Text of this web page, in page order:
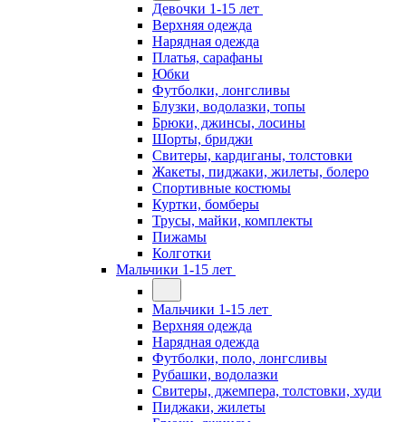
Девочки 1-15 лет
Верхняя одежда
Нарядная одежда
Платья, сарафаны
Юбки
Футболки, лонгсливы
Блузки, водолазки, топы
Брюки, джинсы, лосины
Шорты, бриджи
Свитеры, кардиганы, толстовки
Жакеты, пиджаки, жилеты, болеро
Спортивные костюмы
Куртки, бомберы
Трусы, майки, комплекты
Пижамы
Колготки
Мальчики 1-15 лет
Мальчики 1-15 лет
Верхняя одежда
Нарядная одежда
Футболки, поло, лонгсливы
Рубашки, водолазки
Свитеры, джемпера, толстовки, худи
Пиджаки, жилеты